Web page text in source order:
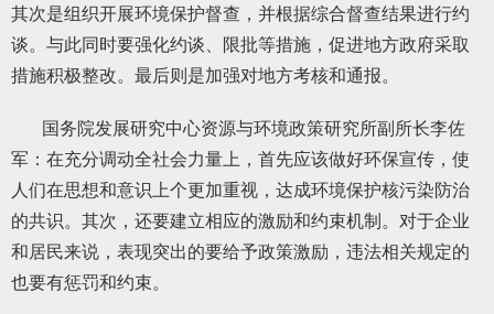
其次是组织开展环境保护督查，并根据综合督查结果进行约
谈。与此同时要强化约谈、限批等措施，促进地方政府采取
措施积极整改。最后则是加强对地方考核和通报。
国务院发展研究中心资源与环境政策研究所副所长李佐
军：在充分调动全社会力量上，首先应该做好环保宣传，使
人们在思想和意识上个更加重视，达成环境保护核污染防治
的共识。其次，还要建立相应的激励和约束机制。对于企业
和居民来说，表现突出的要给予政策激励，违法相关规定的
也要有惩罚和约束。